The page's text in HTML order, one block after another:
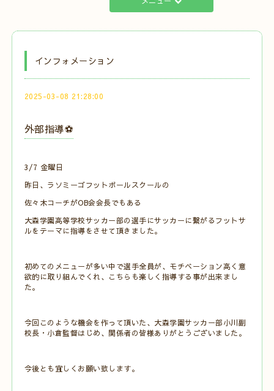
インフォメーション
2025-03-08 21:28:00
外部指導⚽️
3/7 金曜日
昨日、ラソミーゴフットボールスクールの
佐々木コーチがOB会会長でもある
大森学園高等学校サッカー部の選手にサッカーに繋がるフットサ
ルをテーマに指導をさせて頂きました。
初めてのメニューが多い中で選手全員が、モチベーション高く意
欲的に取り組んでくれ、こちらも楽しく指導する事が出来まし
た。
今回このような機会を作って頂いた、大森学園サッカー部小川副
校長・小倉監督はじめ、関係者の皆様ありがとうございました。
今後とも宜しくお願い致します。